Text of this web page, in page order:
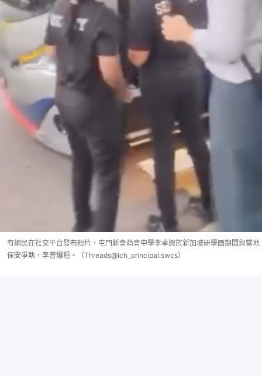
有網民在社交平台發布短片，屯門新會商會中學李卓興於新加坡研學團期間與當地
保安爭執，李曾爆粗。（Threads@lch_principal.swcs）